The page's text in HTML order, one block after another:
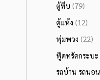
ตู้ทึบ (79)
ตู้แห้ง (12)
พุ่มพวง (22)
ฟู๊ดทรัคกระบะ
รถบ้าน รถนอน